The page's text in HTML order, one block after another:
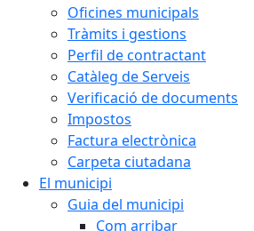
Oficines municipals
Tràmits i gestions
Perfil de contractant
Catàleg de Serveis
Verificació de documents
Impostos
Factura electrònica
Carpeta ciutadana
El municipi
Guia del municipi
Com arribar